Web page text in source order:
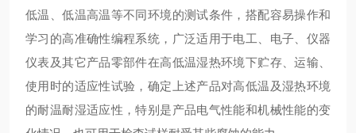
低温、低温高温等不同环境的测试条件，搭配容易操作和
学习的高准确性编程系统，广泛适用于电工、电子、仪器
仪表及其它产品零部件在高低温湿热环境下贮存、运输、
使用时的适应性试验，确定上述产品对高低温及湿热环境
的耐温耐湿适应性，特别是产品电气性能和机械性能的变